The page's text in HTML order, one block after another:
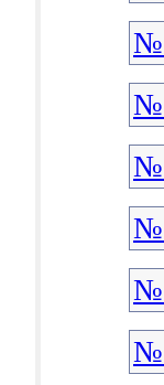
№
№
№
№
№
№